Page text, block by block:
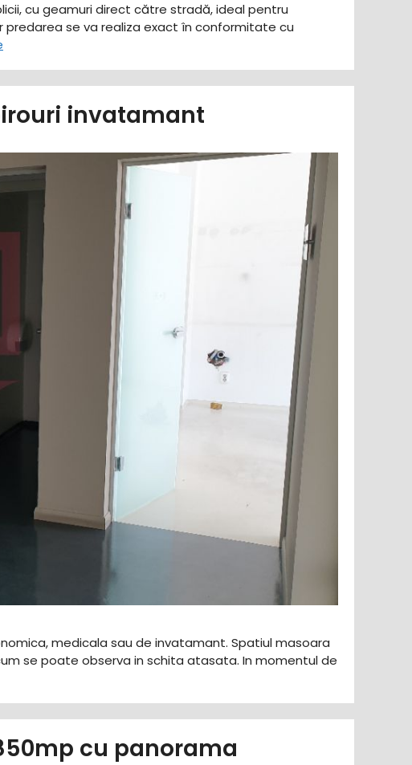
cu geamuri direct către stradă, ideal pentru
se va realiza exact în conformitate cu
invatamant
medicala sau de invatamant. Spatiul masoara
se poate observa in schita atasata. In momentul de
cu panorama